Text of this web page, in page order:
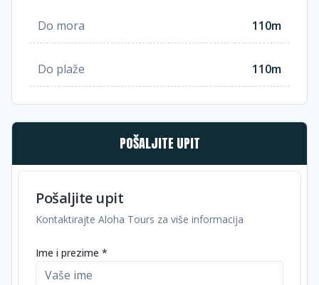
Do mora 110m
Do plaže 110m
POŠALJITE UPIT
Pošaljite upit
Kontaktirajte Aloha Tours za više informacija
Ime i prezime *